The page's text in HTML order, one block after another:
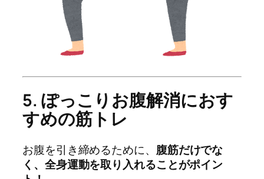
5. ぽっこりお腹解消におす
すめの筋トレ
お腹を引き締めるために、 腹筋だけでな
く、全身運動を取り入れることがポイン